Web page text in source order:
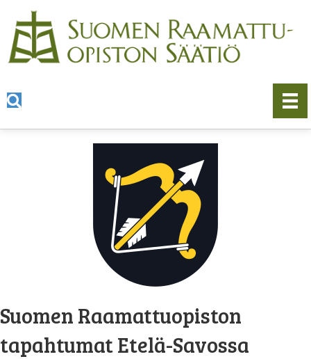
Suomen Raamattuopiston
tapahtumat Etelä-Savossa